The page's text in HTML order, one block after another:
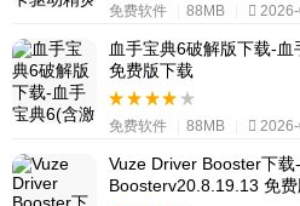
免费软件 88MB
血手宝典6破解版下载-
免费版下载
免费软件 88MB
Vuze Driver Booster下
Boosterv20.8.19.13 免